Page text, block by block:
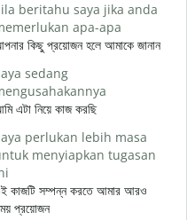
beritahu saya jika anda
apa-apa
কিছু প্রয়োজন হলে আমাকে জানান
sedang
এটা নিয়ে কাজ করছি
perlukan lebih masa
menyiapkan tugasan
কাজটি সম্পন্ন করতে আমার আরও
প্রয়োজন